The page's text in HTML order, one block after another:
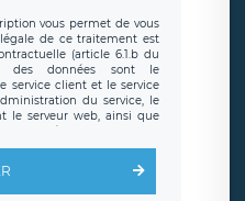
vous permet de vous
de ce traitement est
(article 6.1.b du
des données sont le
service client et le service
du service, le
le serveur web, ainsi que
autorisée. Le formulaire
un serveur hébergé par
clauses de
. Les données collectées
l’Internaute en sollicite la